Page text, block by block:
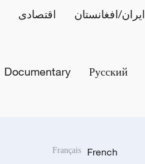
ایران/افغانستان اقتصادی
Русский
Documentary
French
Français